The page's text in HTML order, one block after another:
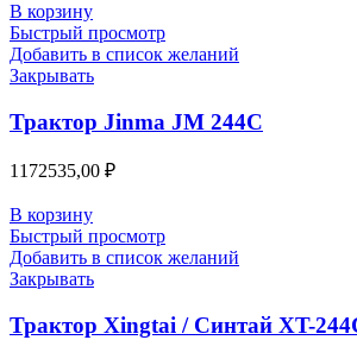
В корзину
Быстрый просмотр
Добавить в список желаний
Закрывать
Трактор Jinma JM 244C
1172535,00 ₽
В корзину
Быстрый просмотр
Добавить в список желаний
Закрывать
Трактор Xingtai / Синтай XT-